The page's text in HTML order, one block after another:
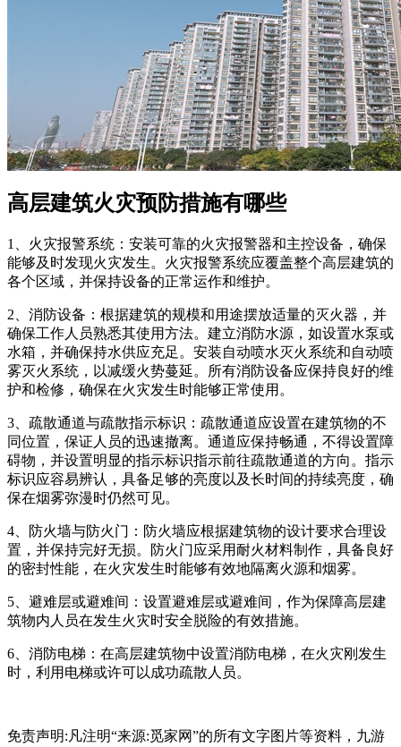
高层建筑火灾预防措施有哪些
1、火灾报警系统：安装可靠的火灾报警器和主控设备，确保
能够及时发现火灾发生。火灾报警系统应覆盖整个高层建筑的
各个区域，并保持设备的正常运作和维护。
2、消防设备：根据建筑的规模和用途摆放适量的灭火器，并
确保工作人员熟悉其使用方法。建立消防水源，如设置水泵或
水箱，并确保持水供应充足。安装自动喷水灭火系统和自动喷
雾灭火系统，以减缓火势蔓延。所有消防设备应保持良好的维
护和检修，确保在火灾发生时能够正常使用。
3、疏散通道与疏散指示标识：疏散通道应设置在建筑物的不
同位置，保证人员的迅速撤离。通道应保持畅通，不得设置障
碍物，并设置明显的指示标识指示前往疏散通道的方向。指示
标识应容易辨认，具备足够的亮度以及长时间的持续亮度，确
保在烟雾弥漫时仍然可见。
4、防火墙与防火门：防火墙应根据建筑物的设计要求合理设
置，并保持完好无损。防火门应采用耐火材料制作，具备良好
的密封性能，在火灾发生时能够有效地隔离火源和烟雾。
5、避难层或避难间：设置避难层或避难间，作为保障高层建
筑物内人员在发生火灾时安全脱险的有效措施。
6、消防电梯：在高层建筑物中设置消防电梯，在火灾刚发生
时，利用电梯或许可以成功疏散人员。
免责声明:凡注明“来源:觅家网”的所有文字图片等资料，九游